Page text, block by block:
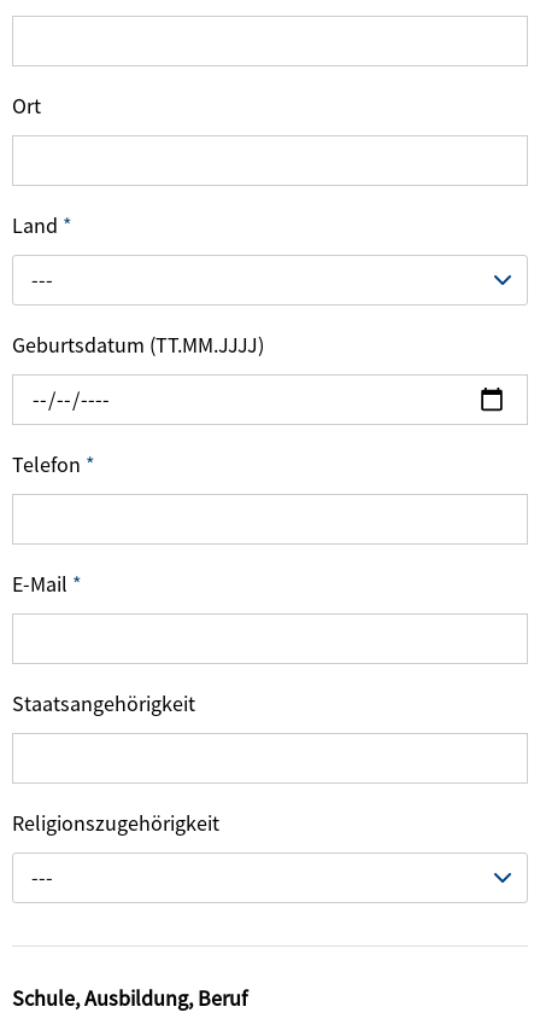
Ort
Land *
---
Geburtsdatum (TT.MM.JJJJ)
Telefon *
E-Mail *
Staatsangehörigkeit
Religionszugehörigkeit
---
Schule, Ausbildung, Beruf